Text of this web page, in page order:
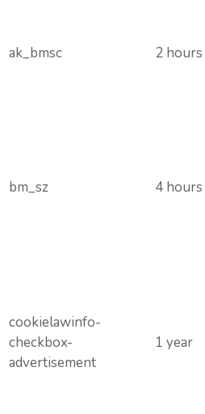
ak_bmsc 2 hours
bm_sz 4 hours
cookielawinfo-
checkbox-
advertisement
1 year